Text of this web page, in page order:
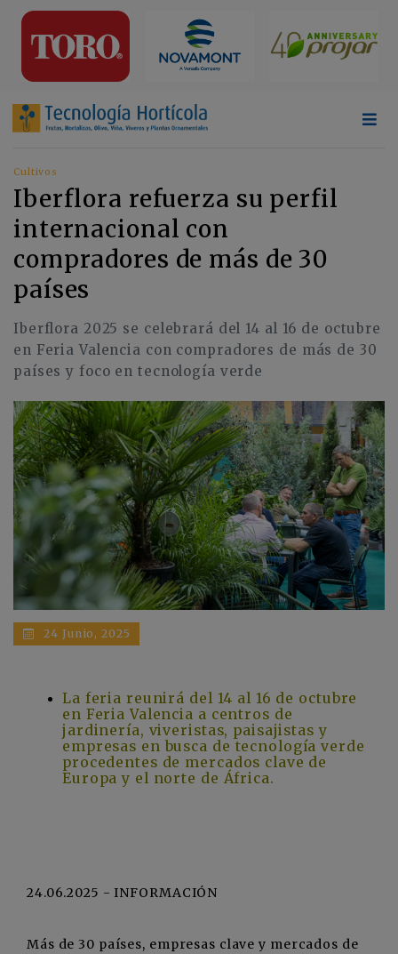
Cultivos
Iberflora refuerza su perfil
internacional con
compradores de más de 30
países
Iberflora 2025 se celebrará del 14 al 16 de octubre
en Feria Valencia con compradores de más de 30
países y foco en tecnología verde
24 Junio, 2025
La feria reunirá del 14 al 16 de octubre
en Feria Valencia a centros de
jardinería, viveristas, paisajistas y
empresas en busca de tecnología verde
procedentes de mercados clave de
Europa y el norte de África.
24.06.2025 - INFORMACIÓN
Más de 30 países, empresas clave y mercados de